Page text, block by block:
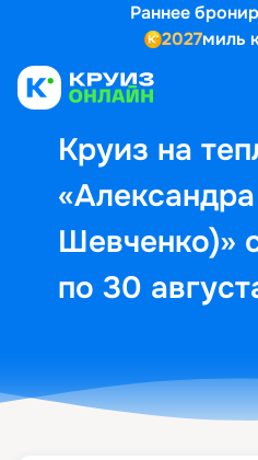
Раннее
2027миль
Круиз на
«Александра
Шевченко)»
по 30
Выбор